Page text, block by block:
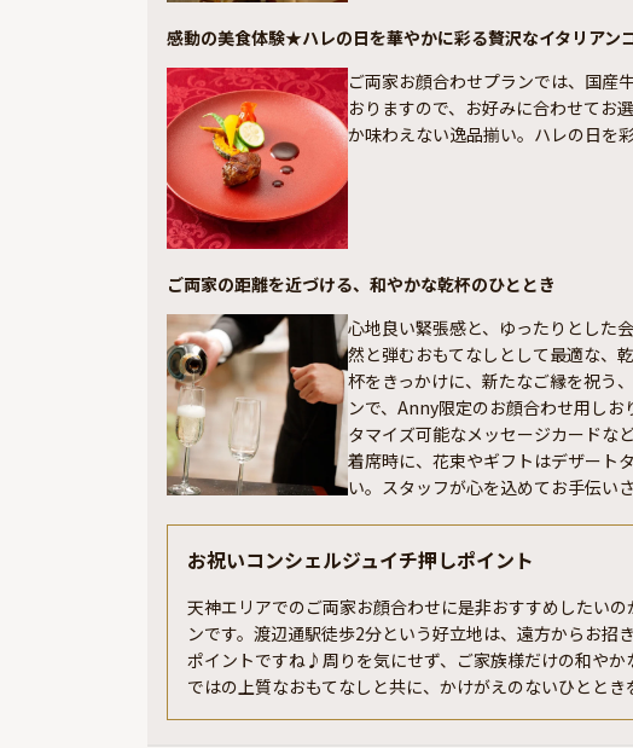
感動の美食体験★ハレの日を華やかに彩る贅沢なイタリアン
ご両家お顔合わせプランでは、国産
おりますので、お好みに合わせてお
か味わえない逸品揃い。ハレの日を
ご両家の距離を近づける、和やかな乾杯のひととき
心地良い緊張感と、ゆったりとした
然と弾むおもてなしとして最適な、
杯をきっかけに、新たなご縁を祝う
ンで、Anny限定のお顔合わせ用し
タマイズ可能なメッセージカードな
着席時に、花束やギフトはデザート
い。スタッフが心を込めてお手伝い
お祝いコンシェルジュイチ押しポイント
天神エリアでのご両家お顔合わせに是非おすすめしたい
ンです。渡辺通駅徒歩2分という好立地は、遠方からお
ポイントですね♪周りを気にせず、ご家族様だけの和や
ではの上質なおもてなしと共に、かけがえのないひととき